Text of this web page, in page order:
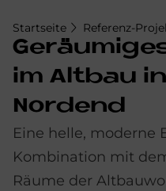
Startseite Referenz-
im Alt­bau
Nor­dend
Eine helle, moderne
Kombination mit
Räume der